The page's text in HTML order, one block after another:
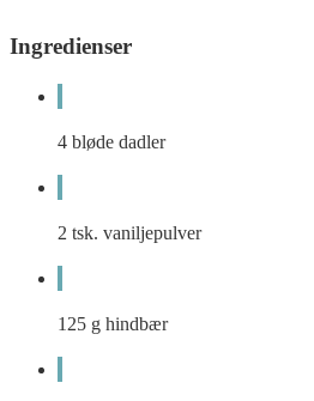
Ingredienser
4 bløde dadler
2 tsk. vaniljepulver
125 g hindbær